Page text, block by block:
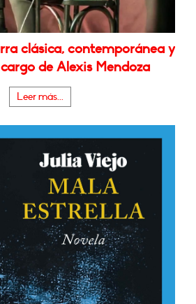
clásica, contemporánea y
de Alexis Mendoza
Leer más...